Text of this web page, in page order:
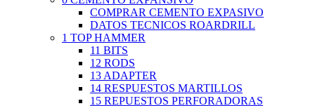
COMPRAR CEMENTO EXPASIVO
DATOS TECNICOS ROARDRILL
1 TOP HAMMER
11 BITS
12 RODS
13 ADAPTER
14 RESPUESTOS MARTILLOS
15 REPUESTOS PERFORADORAS